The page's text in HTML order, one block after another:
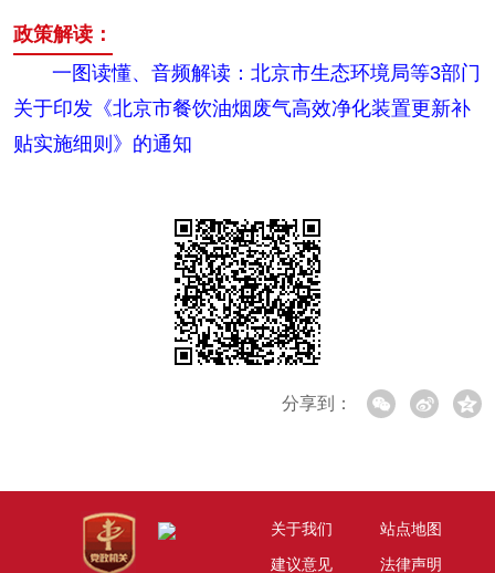
政策解读：
一图读懂、音频解读：北京市生态环境局等3部门
关于印发《北京市餐饮油烟废气高效净化装置更新补
贴实施细则》的通知
分享到：
关于我们
站点地图
建议意见
法律声明